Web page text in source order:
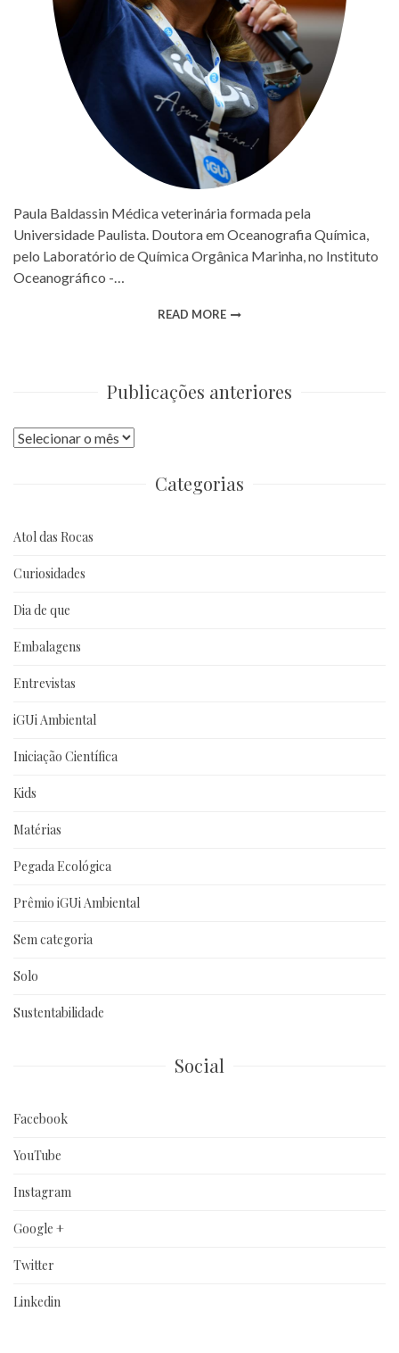
Paula Baldassin Médica veterinária formada pela
Universidade Paulista. Doutora em Oceanografia Química,
pelo Laboratório de Química Orgânica Marinha, no Instituto
Oceanográfico -…
READ MORE
Publicações anteriores
Publicações
Categorias
Atol das Rocas
Curiosidades
Dia de que
Embalagens
Entrevistas
iGUi Ambiental
Iniciação Científica
Kids
Matérias
Pegada Ecológica
Prêmio iGUi Ambiental
Sem categoria
Solo
Sustentabilidade
Social
Facebook
YouTube
Instagram
Google +
Twitter
Linkedin